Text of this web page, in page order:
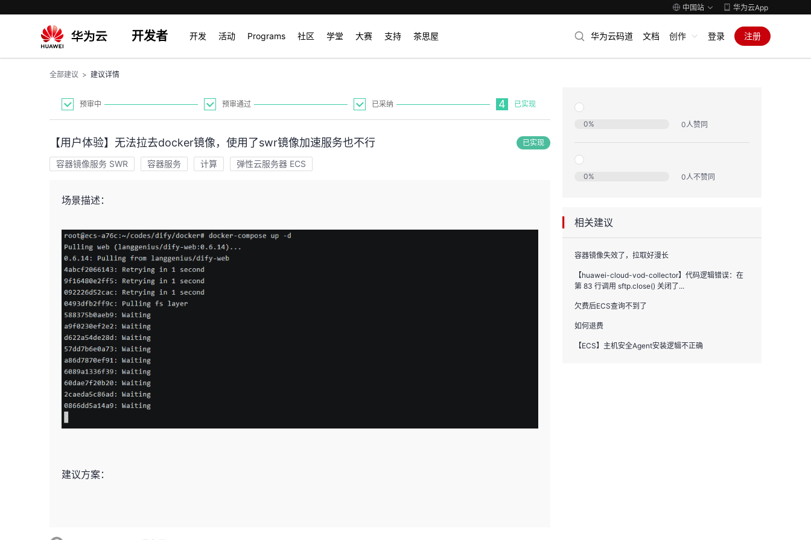
中国站 华为云App
开发者 开发 活动 Programs 社区 学堂 大赛 支持 茶思屋 华为云码道 文档 创作 登录 注册
全部建议 > 建议详情
预审中 预审通过 已采纳 4 已实现
【用户体验】无法拉去docker镜像，使用了swr镜像加速服务也不行 已实现
容器镜像服务 SWR 容器服务 计算 弹性云服务器 ECS
场景描述：
建议方案：
0% 0人赞同
0% 0人不赞同
相关建议
容器镜像失效了，拉取好漫长
【huawei-cloud-vod-collector】代码逻辑错误：在
第 83 行调用 sftp.close() 关闭了...
欠费后ECS查询不到了
如何退费
【ECS】主机安全Agent安装逻辑不正确